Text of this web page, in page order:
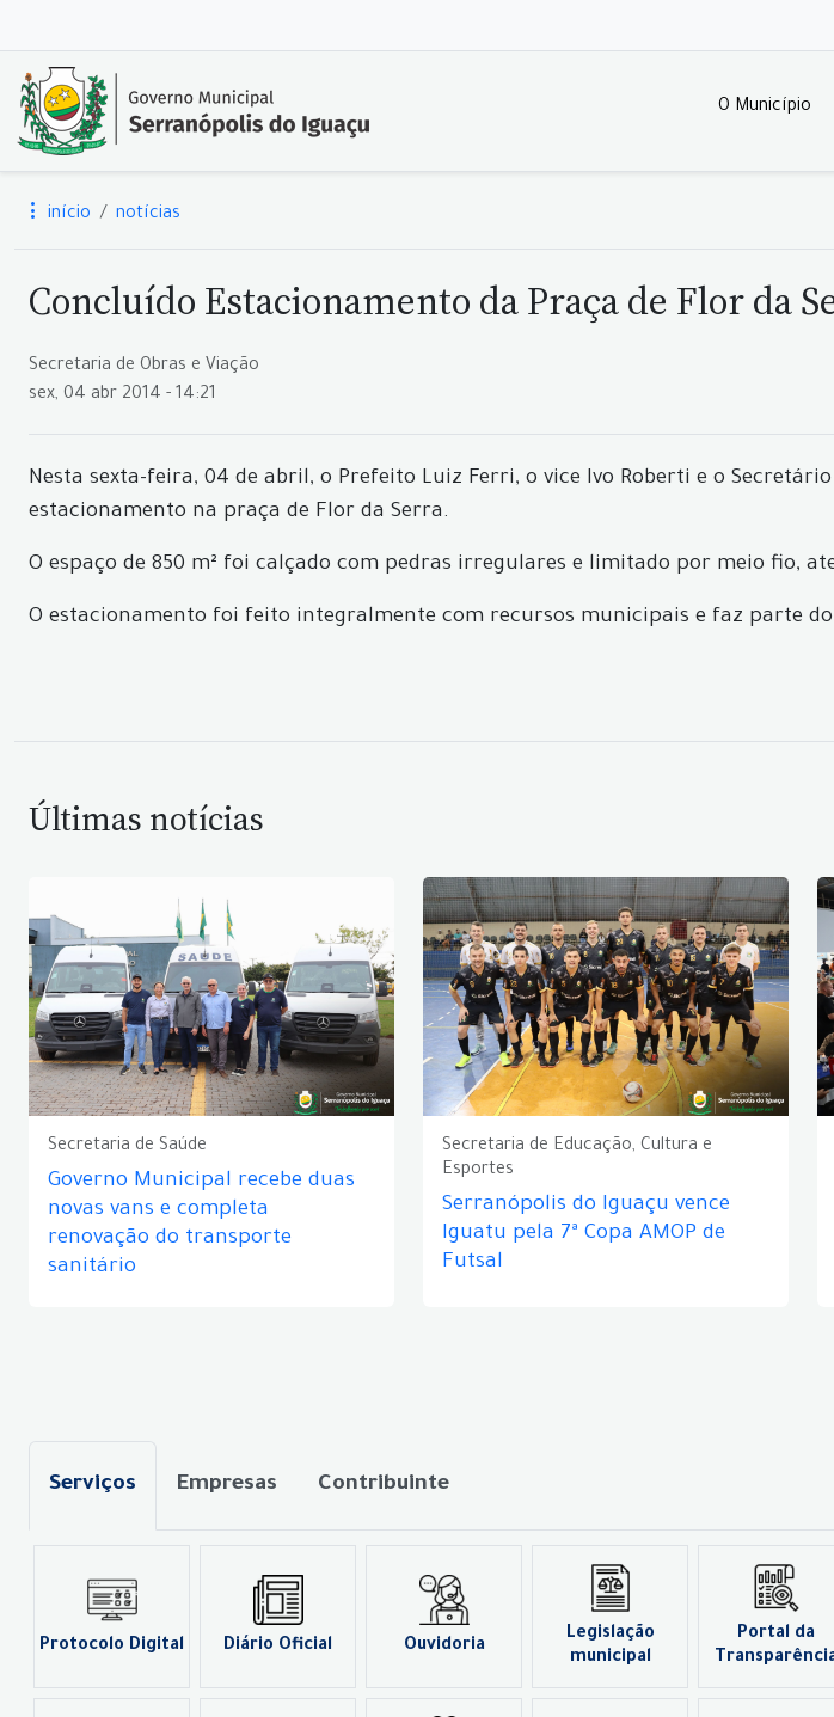
O Município
início notícias
Concluído Estacionamento da Praça de Flor da
Secretaria de Obras e Viação
sex, 04 abr 2014 - 14:21
Nesta sexta-feira, 04 de abril, o Prefeito Luiz Ferri, o vice Ivo Roberti e o
estacionamento na praça de Flor da Serra.
O espaço de 850 m² foi calçado com pedras irregulares e limitado por meio fio,
O estacionamento foi feito integralmente com recursos municipais e faz parte
Últimas notícias
Secretaria de Saúde
Governo Municipal recebe duas
novas vans e completa
renovação do transporte
sanitário
Secretaria de Educação, Cultura e
Esportes
Serranópolis do Iguaçu vence
Iguatu pela 7ª Copa AMOP de
Futsal
Serviços Empresas Contribuinte
Protocolo Digital Diário Oficial Ouvidoria
Legislação
municipal
Portal da